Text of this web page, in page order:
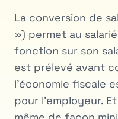
La conversion de
») permet au
fonction sur son
est prélevé avant
l'économie fiscale
pour l'employeur.